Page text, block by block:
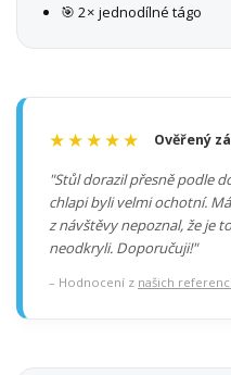
🎯 2× jednodílné tágo
★★★★★ Ověřený
"Stůl dorazil přesně podle
chlapi byli velmi ochotní.
z návštěvy nepoznal, že je
neodkryli. Doporučuji!"
– Hodnocení z našich